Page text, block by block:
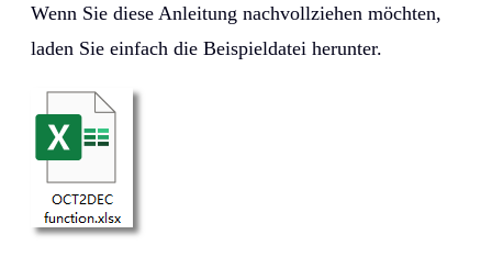
Wenn Sie diese Anleitung nachvollziehen möchten,
laden Sie einfach die Beispieldatei herunter.